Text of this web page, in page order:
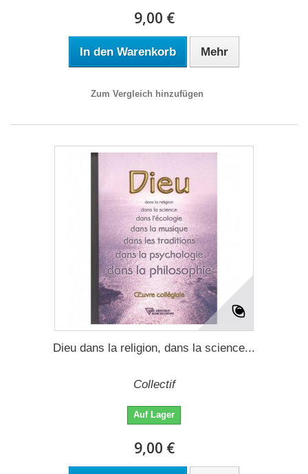
9,00 €
In den Warenkorb Mehr
Zum Vergleich hinzufügen
Dieu dans la religion, dans la science...
Collectif
Auf Lager
9,00 €